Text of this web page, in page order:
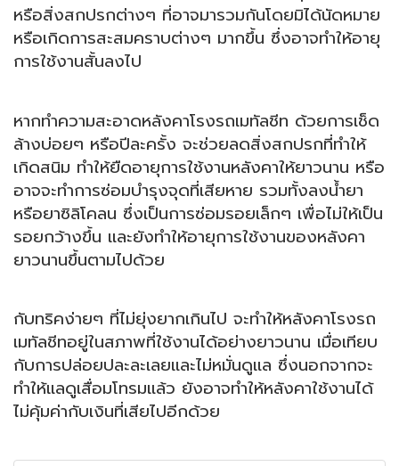
หรือสิ่งสกปรกต่างๆ ที่อาจมารวมกันโดยมิได้นัดหมาย
หรือเกิดการสะสมคราบต่างๆ มากขึ้น ซึ่งอาจทำให้อายุ
การใช้งานสั้นลงไป
หากทำความสะอาดหลังคาโรงรถเมทัลชีท ด้วยการเช็ด
ล้างบ่อยๆ หรือปีละครั้ง จะช่วยลดสิ่งสกปรกที่ทำให้
เกิดสนิม ทำให้ยืดอายุการใช้งานหลังคาให้ยาวนาน หรือ
อาจจะทำการซ่อมบำรุงจุดที่เสียหาย รวมทั้งลงน้ำยา
หรือยาซิลิโคลน ซึ่งเป็นการซ่อมรอยเล็กๆ เพื่อไม่ให้เป็น
รอยกว้างขึ้น และยังทำให้อายุการใช้งานของหลังคา
ยาวนานขึ้นตามไปด้วย
กับทริคง่ายๆ ที่ไม่ยุ่งยากเกินไป จะทำให้หลังคาโรงรถ
เมทัลชีทอยู่ในสภาพที่ใช้งานได้อย่างยาวนาน เมื่อเทียบ
กับการปล่อยปละละเลยและไม่หมั่นดูแล ซึ่งนอกจากจะ
ทำให้แลดูเสื่อมโทรมแล้ว ยังอาจทำให้หลังคาใช้งานได้
ไม่คุ้มค่ากับเงินที่เสียไปอีกด้วย